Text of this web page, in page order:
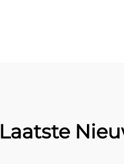
Laatste